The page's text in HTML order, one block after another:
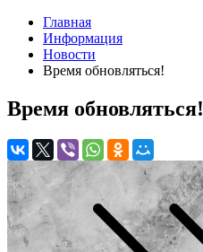
Главная
Информация
Новости
Время обновляться!
Время обновляться!